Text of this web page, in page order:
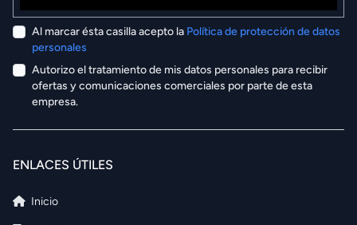
Al marcar ésta casilla acepto la Política de protección de datos
personales
Autorizo el tratamiento de mis datos personales para recibir
ofertas y comunicaciones comerciales por parte de esta
empresa.
ENLACES ÚTILES
Inicio